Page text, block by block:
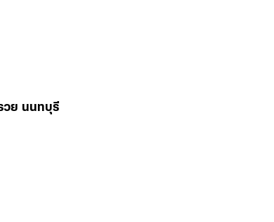
วย นนทบุรี